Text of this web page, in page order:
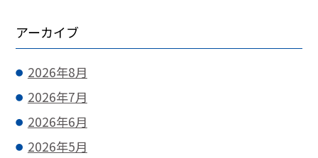
アーカイブ
2026年8月
2026年7月
2026年6月
2026年5月